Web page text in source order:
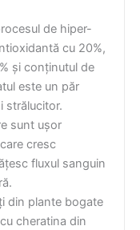
de hiper-
cu 20%,
și conținutul de
este un păr
strălucitor.
sunt ușor
cresc
fluxul sanguin
din plante bogate
cheratina din